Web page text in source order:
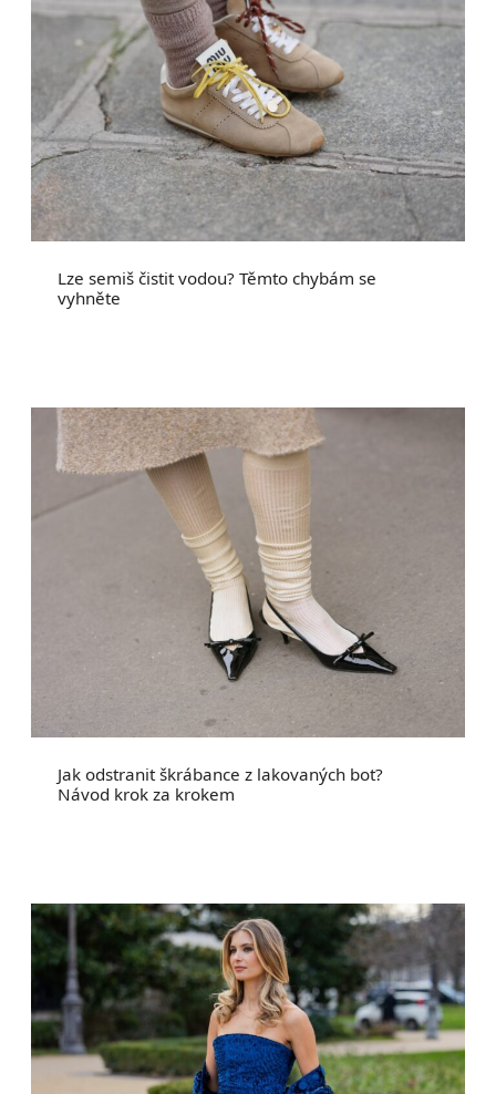
Lze semiš čistit vodou? Těmto chybám se
vyhněte
Jak odstranit škrábance z lakovaných bot?
Návod krok za krokem